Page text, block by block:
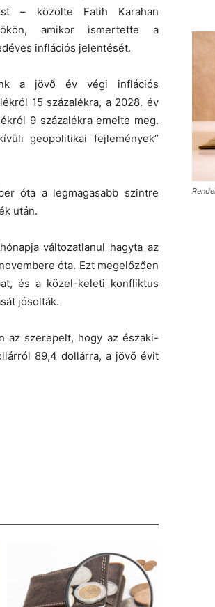
– közölte Fatih Karahan
amikor ismertette a
inflációs jelentését.
a jövő év végi inflációs
15 százalékra, a 2028. év
9 százalékra emelte meg.
geopolitikai fejlemények”
óta a legmagasabb szintre
után.
változatlanul hagyta az
óta. Ezt megelőzően
és a közel-keleti konfliktus
jósolták.
az szerepelt, hogy az északi-
89,4 dollárra, a jövő évit